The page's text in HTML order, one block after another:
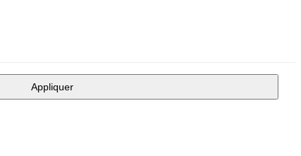
Appliquer